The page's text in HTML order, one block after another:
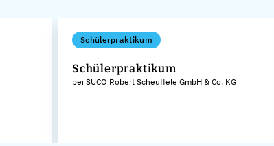
Schülerpraktikum
Schülerpraktikum
bei SUCO Robert Scheuffele GmbH & Co. KG